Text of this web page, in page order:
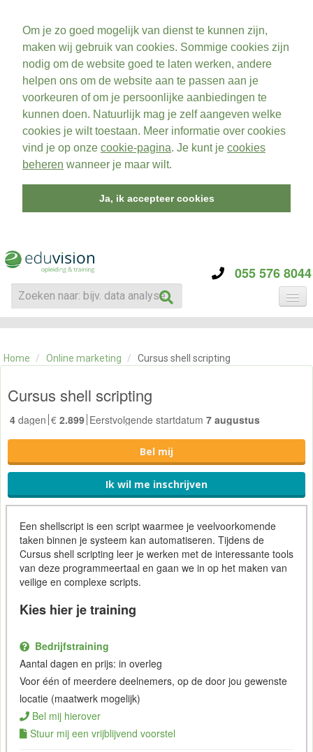
Om je zo goed mogelijk van dienst te kunnen zijn,
maken wij gebruik van cookies. Sommige cookies zijn
nodig om de website goed te laten werken, andere
helpen ons om de website aan te passen aan je
voorkeuren of om je persoonlijke aanbiedingen te
kunnen doen. Natuurlijk mag je zelf aangeven welke
cookies je wilt toestaan. Meer informatie over cookies
vind je op onze cookie-pagina. Je kunt je cookies
beheren wanneer je maar wilt.
Ja, ik accepteer cookies
055 576 8044
CATEGORIE
OVER ONS
SKILLS ALCHEMIST
Home / Online marketing / Cursus shell scripting
Cursus shell scripting
4 dagen € 2.899 Eerstvolgende startdatum 7 augustus
Bel mij
Ik wil me inschrijven
Een shellscript is een script waarmee je veelvoorkomende
taken binnen je systeem kan automatiseren. Tijdens de
Cursus shell scripting leer je werken met de interessante tools
van deze programmeertaal en gaan we in op het maken van
veilige en complexe scripts.
Kies hier je training
Bedrijfstraining
Aantal dagen en prijs: in overleg
Voor één of meerdere deelnemers, op de door jou gewenste
locatie (maatwerk mogelijk)
Bel mij hierover
Stuur mij een vrijblijvend voorstel